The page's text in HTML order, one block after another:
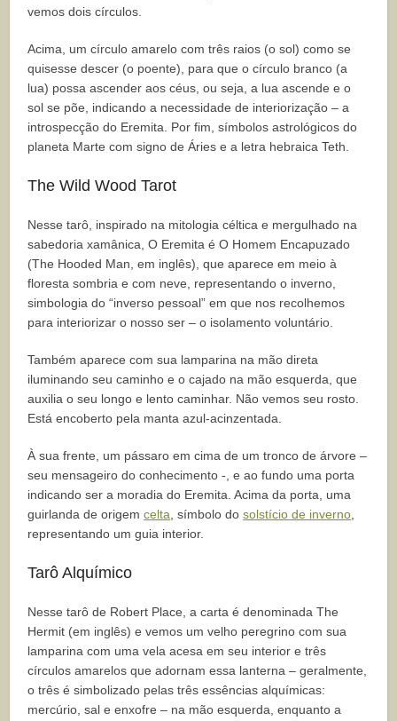
vemos dois círculos.
Acima, um círculo amarelo com três raios (o sol) como se
quisesse descer (o poente), para que o círculo branco (a
lua) possa ascender aos céus, ou seja, a lua ascende e o
sol se põe, indicando a necessidade de interiorização – a
introspecção do Eremita. Por fim, símbolos astrológicos do
planeta Marte com signo de Áries e a letra hebraica Teth.
The Wild Wood Tarot
Nesse tarô, inspirado na mitologia céltica e mergulhado na
sabedoria xamânica, O Eremita é O Homem Encapuzado
(The Hooded Man, em inglês), que aparece em meio à
floresta sombria e com neve, representando o inverno,
simbologia do “inverso pessoal” em que nos recolhemos
para interiorizar o nosso ser – o isolamento voluntário.
Também aparece com sua lamparina na mão direta
iluminando seu caminho e o cajado na mão esquerda, que
auxilia o seu longo e lento caminhar. Não vemos seu rosto.
Está encoberto pela manta azul-acinzentada.
À sua frente, um pássaro em cima de um tronco de árvore –
seu mensageiro do conhecimento -, e ao fundo uma porta
indicando ser a moradia do Eremita. Acima da porta, uma
guirlanda de origemcelta , símbolo dosolstício de inverno
representando um guia interior.
Tarô Alquímico
Nesse tarô de Robert Place, a carta é denominada The
Hermit (em inglês) e vemos um velho peregrino com sua
lamparina com uma vela acesa em seu interior e três
círculos amarelos que adornam essa lanterna – geralmente,
o três é simbolizado pelas três essências alquímicas:
mercúrio, sal e enxofre – na mão esquerda, enquanto a